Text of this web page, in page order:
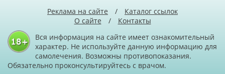
Реклама на сайте
/
Каталог ссылок
О сайте
/
Контакты
Вся информация на сайте имеет ознакомительный
характер. Не используйте данную информацию для
самолечения. Возможны противопоказания.
Обязательно проконсультируйтесь с врачом.